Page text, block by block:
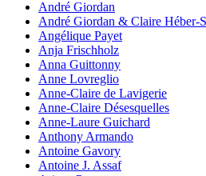
André Giordan
André Giordan & Claire Héber-
Angélique Payet
Anja Frischholz
Anna Guittonny
Anne Lovreglio
Anne-Claire de Lavigerie
Anne-Claire Désesquelles
Anne-Laure Guichard
Anthony Armando
Antoine Gavory
Antoine J. Assaf